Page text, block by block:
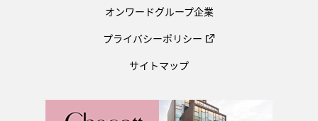
オンワードグループ企業
プライバシーポリシー
サイトマップ